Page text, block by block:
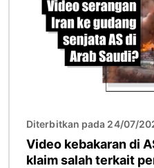
Diterbitkan pada 24/07/
Video kebakaran di
klaim salah terkait